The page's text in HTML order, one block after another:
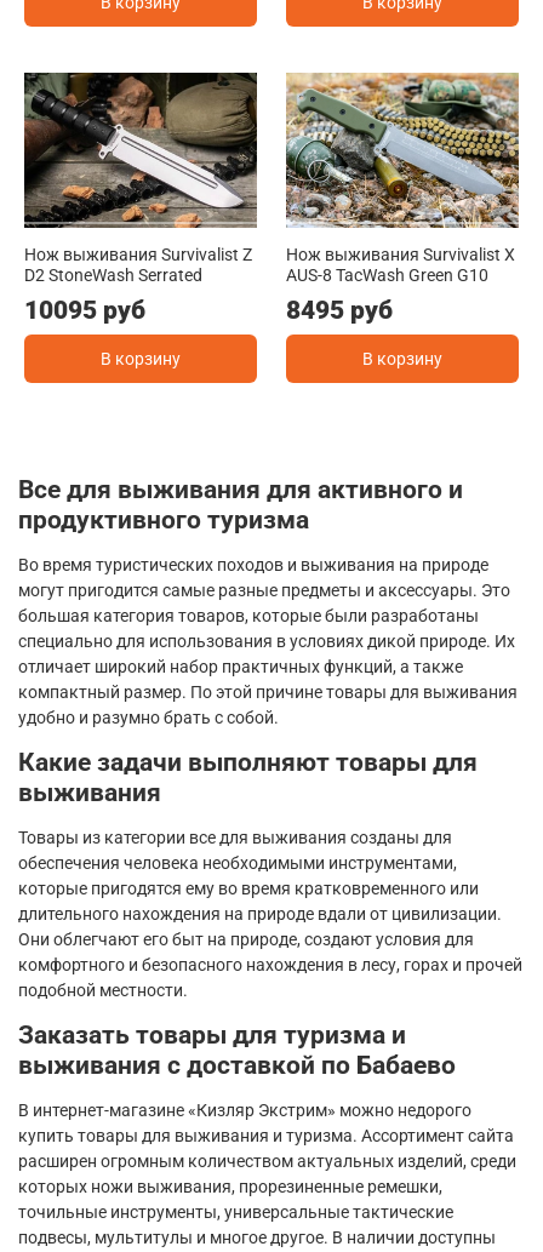
Нож выживания Survivalist Z
D2 StoneWash Serrated
10095 руб
В корзину
Нож выживания Survivalist X
AUS-8 TacWash Green G10
8495 руб
В корзину
Все для выживания для активного и
продуктивного туризма
Во время туристических походов и выживания на природе
могут пригодится самые разные предметы и аксессуары. Это
большая категория товаров, которые были разработаны
специально для использования в условиях дикой природе. Их
отличает широкий набор практичных функций, а также
компактный размер. По этой причине товары для выживания
удобно и разумно брать с собой.
Какие задачи выполняют товары для
выживания
Товары из категории все для выживания созданы для
обеспечения человека необходимыми инструментами,
которые пригодятся ему во время кратковременного или
длительного нахождения на природе вдали от цивилизации.
Они облегчают его быт на природе, создают условия для
комфортного и безопасного нахождения в лесу, горах и прочей
подобной местности.
Заказать товары для туризма и
выживания с доставкой по Бабаево
В интернет-магазине «Кизляр Экстрим» можно недорого
купить товары для выживания и туризма. Ассортимент сайта
расширен огромным количеством актуальных изделий, среди
которых ножи выживания, прорезиненные ремешки,
точильные инструменты, универсальные тактические
подвесы, мультитулы и многое другое. В наличии доступны